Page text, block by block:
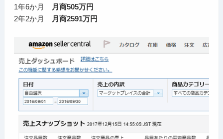
1年6か月
月商505万円
2年2か月
月商2591万円